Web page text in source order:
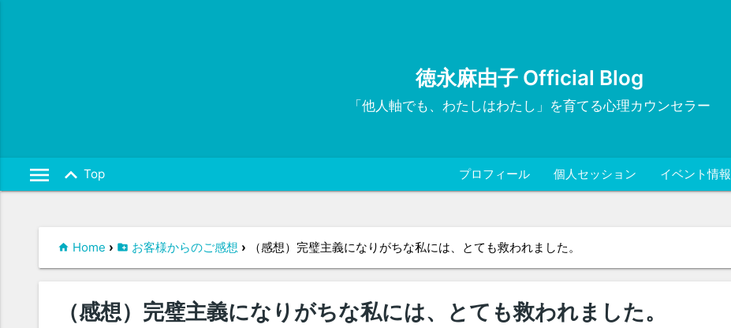
徳永麻由子 Official Blog
「他人軸でも、わたしはわたし」を育てる心理カウンセラー
menu keyboard_arrow_upTop プロフィール 個人セッション イベント情報
Home › お客様からのご感想 › （感想）完璧主義になりがちな私には、とても救われました。
（感想）完璧主義になりがちな私には、とても救われました。